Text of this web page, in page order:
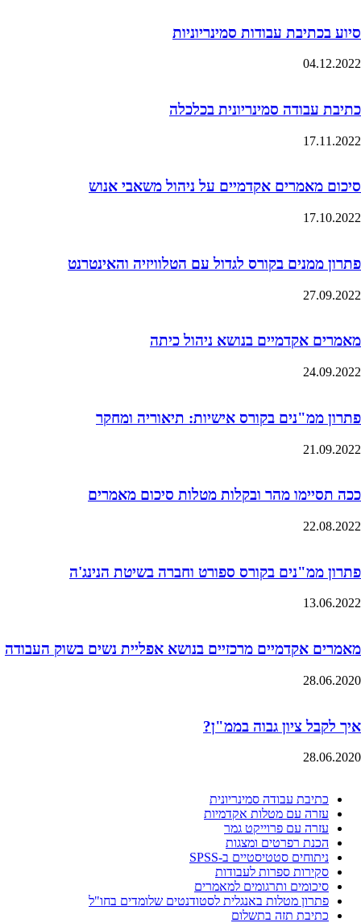
סיוע בכתיבת עבודות סמינריוניות
04.12.2022
כתיבת עבודה סמינריונית בכלכלה
17.11.2022
סיכום מאמרים אקדמיים על ניהול משאבי אנוש
17.10.2022
פתרון ממנים בקורס לגדול עם הטלוויזיה והאינטרנט
27.09.2022
מאמרים אקדמיים בנושא ניהול כיתה
24.09.2022
פתרון ממ"נים בקורס אישיות: תיאוריה ומחקר
21.09.2022
ככה תסיימו מהר ובקלות מטלות סיכום מאמרים
22.08.2022
פתרון ממ"נים בקורס ספורט וחברה בשיטת הנינג'ה
13.06.2022
מאמרים אקדמיים מרכזיים בנושא אפליית נשים בשוק העבודה
28.06.2020
איך לקבל ציון גבוה בממ"ן?
28.06.2020
כתיבת עבודה סמינריונית
עזרה עם מטלות אקדמיות
עזרה עם פרוייקט גמר
הכנת רפרטים ומצגות
ניתוחים סטטיסטיים ב-SPSS
סקירות ספרות לעבודות
סיכומים ותרגומים למאמרים
פתרון מטלות באנגלית לסטודנטים שלומדים בחו"ל
כתיבת תזה בתשלום